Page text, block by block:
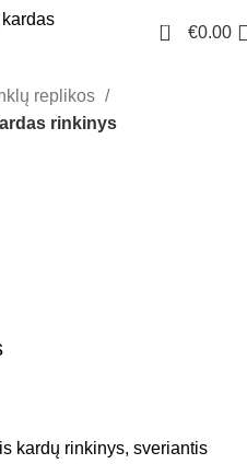
0 €0.00
replikos
rinkinys
kardų rinkinys, sveriantis